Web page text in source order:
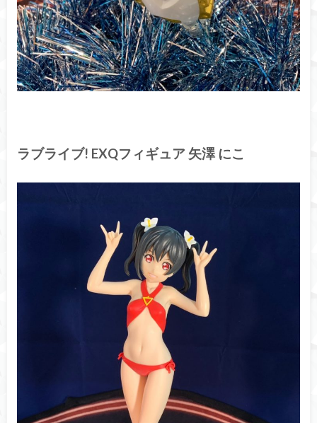
ラブライブ! EXQフィギュア 矢澤 にこ